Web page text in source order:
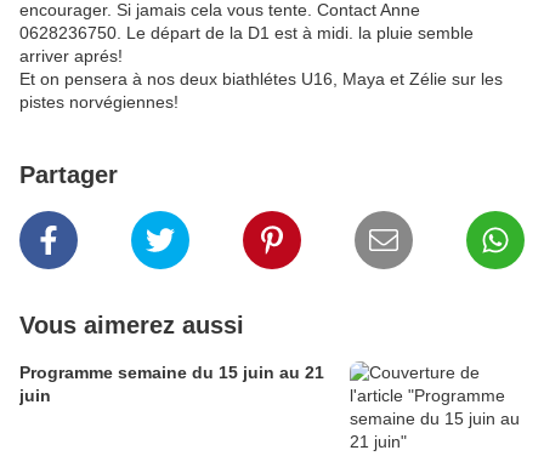
encourager. Si jamais cela vous tente. Contact Anne
0628236750. Le départ de la D1 est à midi. la pluie semble
arriver aprés!
Et on pensera à nos deux biathlétes U16, Maya et Zélie sur les
pistes norvégiennes!
Partager
Vous aimerez aussi
Programme semaine du 15 juin au 21
juin